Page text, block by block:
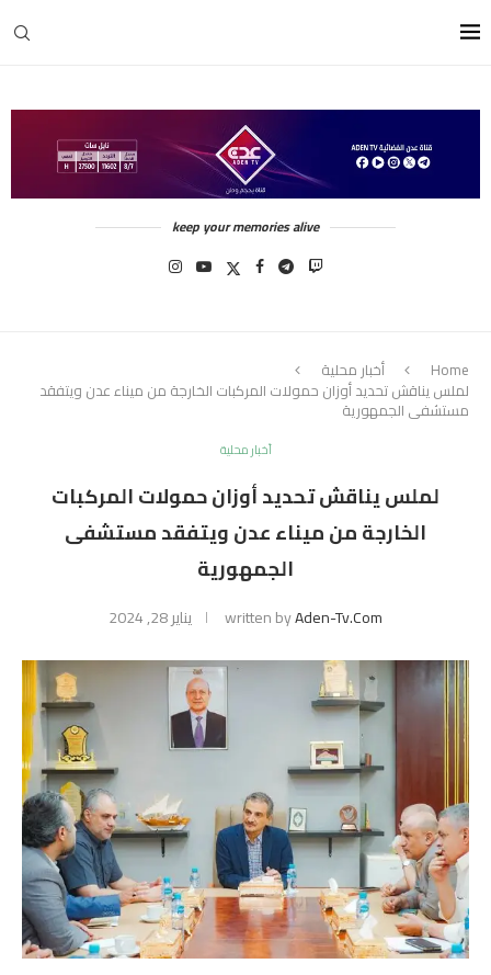
keep your memories alive
Home أخبار محلية
لملس يناقش تحديد أوزان حمولات المركبات الخارجة من ميناء عدن ويتفقد
مستشفى الجمهورية
أخبار محلية
لملس يناقش تحديد أوزان حمولات المركبات
الخارجة من ميناء عدن ويتفقد مستشفى
الجمهورية
written byAden-Tv.com يناير 28, 2024